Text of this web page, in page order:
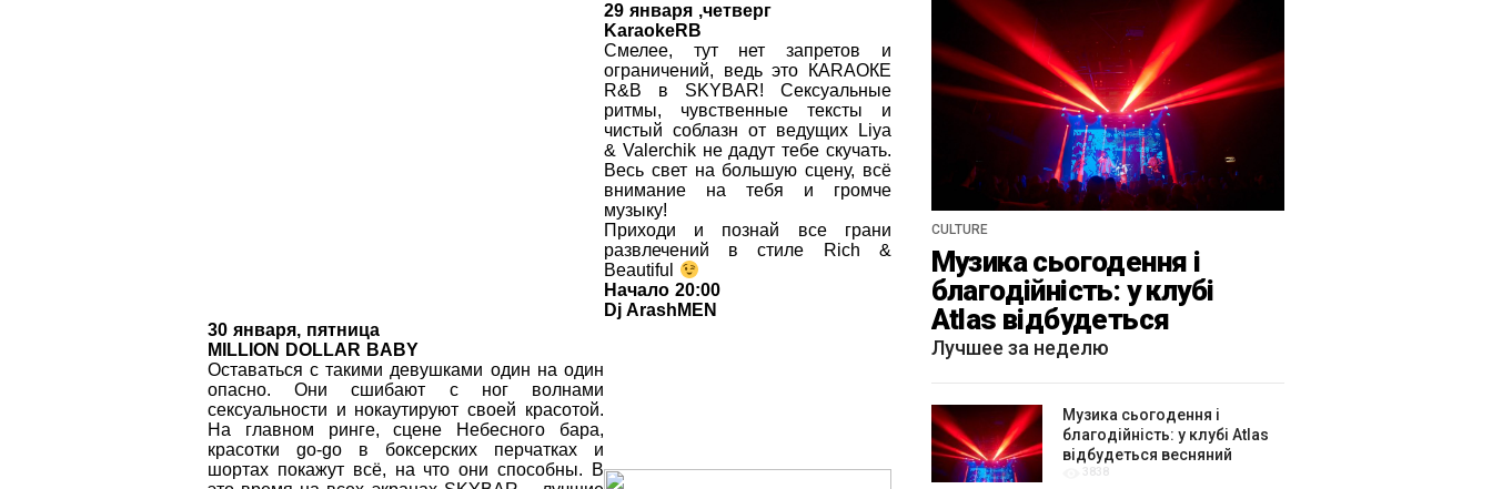
29 января ,четверг
KaraokeRB
Смелее, тут нет запретов и
ограничений, ведь это КАRАОКЕ
R&B в SKYBAR! Сексуальные
ритмы, чувственные тексты и
чистый соблазн от ведущих Liya
& Valerchik не дадут тебе скучать.
Весь свет на большую сцену, всё
внимание на тебя и громче
музыку!
Приходи и познай все грани
развлечений в стиле Rich &
Beautiful
Начало 20:00
Dj ArashMEN
30 января, пятница
MILLION DOLLAR BABY
Оставаться с такими девушками один на один
опасно. Они сшибают с ног волнами
сексуальности и нокаутируют своей красотой.
На главном ринге, сцене Небесного бара,
красотки go-go в боксерских перчатках и
шортах покажут всё, на что они способны. В
CULTURE
Музика сьогодення і
благодійність: у клубі
Atlas відбудеться
весняний «ГОМІН»
Лучшее за неделю
Музика сьогодення і
благодійність: у клубі Atlas
відбудеться весняний
«ГОМІН»
3838